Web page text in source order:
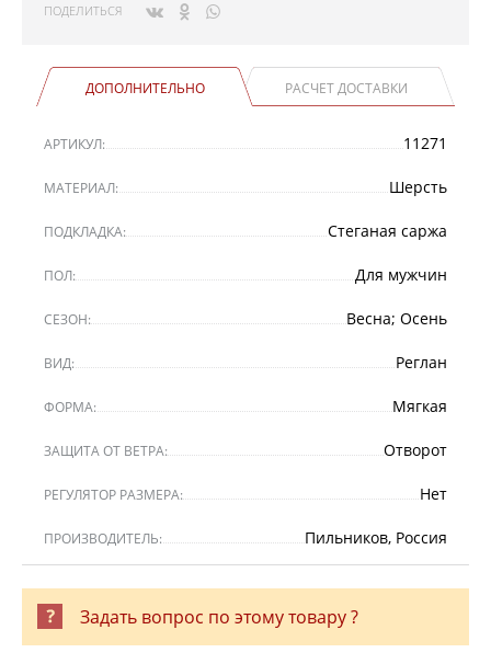
ПОДЕЛИТЬСЯ
ДОПОЛНИТЕЛЬНО РАСЧЕТ ДОСТАВКИ
АРТИКУЛ: 11271
МАТЕРИАЛ: Шерсть
ПОДКЛАДКА: Стеганая саржа
ПОЛ: Для мужчин
СЕЗОН: Весна; Осень
ВИД: Реглан
ФОРМА: Мягкая
ЗАЩИТА ОТ ВЕТРА: Отворот
РЕГУЛЯТОР РАЗМЕРА: Нет
ПРОИЗВОДИТЕЛЬ: Пильников, Россия
Задать вопрос по этому товару ?